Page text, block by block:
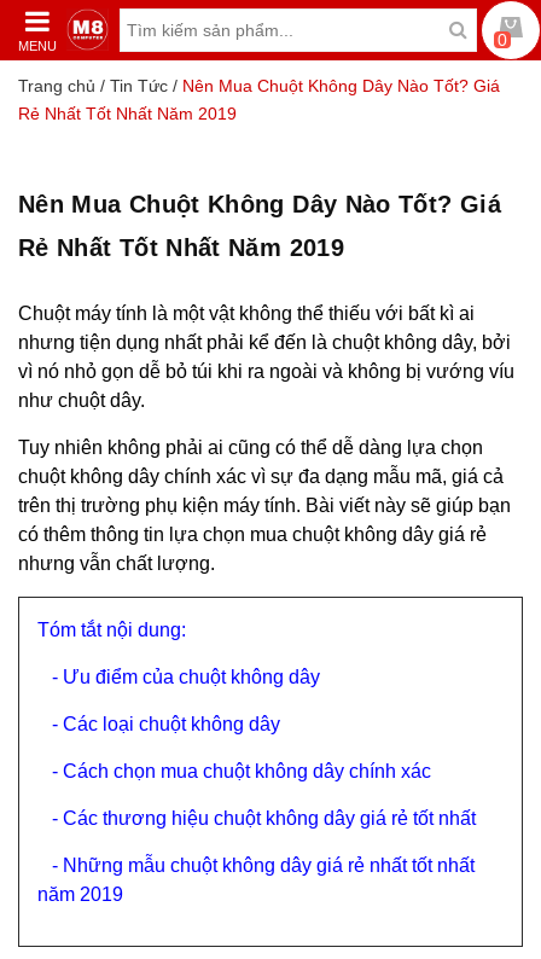
MENU 0
Trang chủ / Tin Tức / Nên Mua Chuột Không Dây Nào Tốt? Giá
Rẻ Nhất Tốt Nhất Năm 2019
Nên Mua Chuột Không Dây Nào Tốt? Giá
Rẻ Nhất Tốt Nhất Năm 2019
Chuột máy tính là một vật không thể thiếu với bất kì ai
nhưng tiện dụng nhất phải kể đến là chuột không dây, bởi
vì nó nhỏ gọn dễ bỏ túi khi ra ngoài và không bị vướng víu
như chuột dây.
Tuy nhiên không phải ai cũng có thể dễ dàng lựa chọn
chuột không dây chính xác vì sự đa dạng mẫu mã, giá cả
trên thị trường phụ kiện máy tính. Bài viết này sẽ giúp bạn
có thêm thông tin lựa chọn mua chuột không dây giá rẻ
nhưng vẫn chất lượng.
Tóm tắt nội dung:
- Ưu điểm của chuột không dây
- Các loại chuột không dây
- Cách chọn mua chuột không dây chính xác
- Các thương hiệu chuột không dây giá rẻ tốt nhất
- Những mẫu chuột không dây giá rẻ nhất tốt nhất
năm 2019